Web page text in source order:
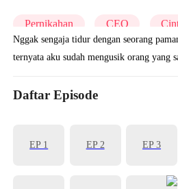
Pernikahan CEO
Nggak sengaja tidur dengan seorang
ternyata aku sudah mengusik orang yang
Daftar Episode
EP 1 EP 2 EP 3